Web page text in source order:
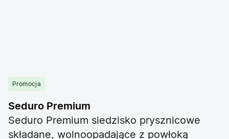
Promocja
Seduro Premium
Seduro Premium siedzisko prysznicowe
składane, wolnoopadające z powłoką